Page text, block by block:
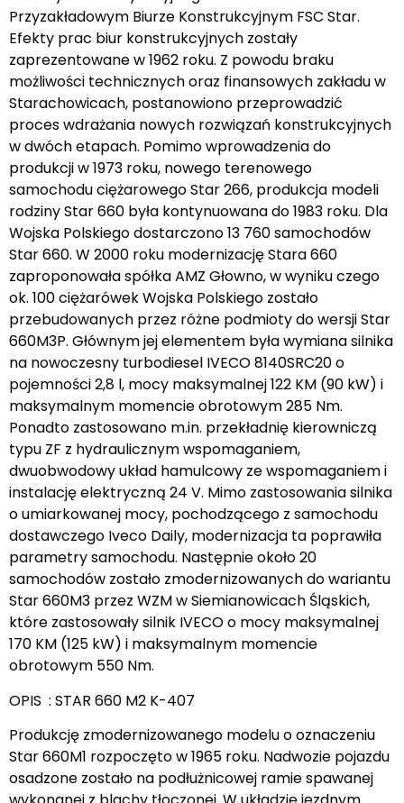
Przyzakładowym Biurze Konstrukcyjnym FSC Star.
Efekty prac biur konstrukcyjnych zostały
zaprezentowane w 1962 roku. Z powodu braku
możliwości technicznych oraz finansowych zakładu w
Starachowicach, postanowiono przeprowadzić
proces wdrażania nowych rozwiązań konstrukcyjnych
w dwóch etapach. Pomimo wprowadzenia do
produkcji w 1973 roku, nowego terenowego
samochodu ciężarowego Star 266, produkcja modeli
rodziny Star 660 była kontynuowana do 1983 roku. Dla
Wojska Polskiego dostarczono 13 760 samochodów
Star 660. W 2000 roku modernizację Stara 660
zaproponowała spółka AMZ Głowno, w wyniku czego
ok. 100 ciężarówek Wojska Polskiego zostało
przebudowanych przez różne podmioty do wersji Star
660M3P. Głównym jej elementem była wymiana silnika
na nowoczesny turbodiesel IVECO 8140SRC20 o
pojemności 2,8 l, mocy maksymalnej 122 KM (90 kW) i
maksymalnym momencie obrotowym 285 Nm.
Ponadto zastosowano m.in. przekładnię kierowniczą
typu ZF z hydraulicznym wspomaganiem,
dwuobwodowy układ hamulcowy ze wspomaganiem i
instalację elektryczną 24 V. Mimo zastosowania silnika
o umiarkowanej mocy, pochodzącego z samochodu
dostawczego Iveco Daily, modernizacja ta poprawiła
parametry samochodu. Następnie około 20
samochodów zostało zmodernizowanych do wariantu
Star 660M3 przez WZM w Siemianowicach Śląskich,
które zastosowały silnik IVECO o mocy maksymalnej
170 KM (125 kW) i maksymalnym momencie
obrotowym 550 Nm.
OPIS : STAR 660 M2 K-407
Produkcję zmodernizowanego modelu o oznaczeniu
Star 660M1 rozpoczęto w 1965 roku. Nadwozie pojazdu
osadzone zostało na podłużnicowej ramie spawanej